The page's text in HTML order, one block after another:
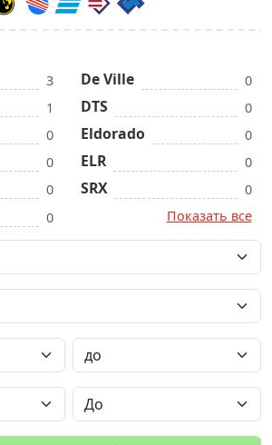
3
1
0
0
0
0
De Ville 0
DTS 0
Eldorado 0
ELR 0
SRX
0
Показать все